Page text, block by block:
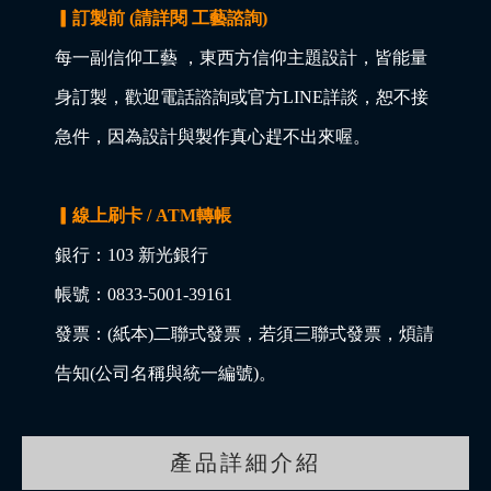
▎訂製前 (請詳閱 工藝諮詢)
每一副信仰工藝 ，東西方信仰主題設計，皆能量
身訂製，歡迎電話諮詢或官方LINE詳談，恕不接
急件，因為設計與製作真心趕不出來喔。
▎線上刷卡 / ATM轉帳
銀行：103 新光銀行
帳號：0833-5001-39161
發票：(紙本)二聯式發票，若須三聯式發票，煩請
告知(公司名稱與統一編號)。
產品詳細介紹